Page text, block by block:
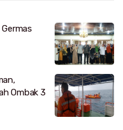
Ombak 3